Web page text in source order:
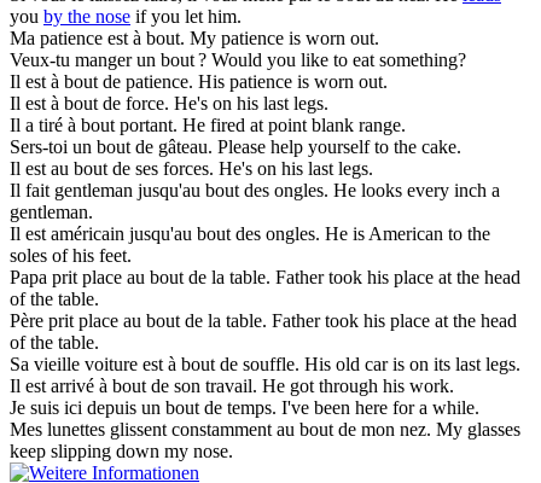
you by the nose if you let him.
Ma patience est à bout. My patience is worn out.
Veux-tu manger un bout? Would you like to eat something?
Il est à boutde patience. His patience is worn out.
Il est à boutde force. He's on his last legs.
Il a tiré à boutportant. He fired at point blank range.
Sers-toi un boutde gâteau. Please help yourself to the cake.
Il est au boutde ses forces. He's on his last legs.
Il fait gentleman jusqu'au boutdes ongles. He looks every inch a
gentleman.
Il est américain jusqu'au boutdes ongles. He is American to the
soles of his feet.
Papa prit place au boutde la table. Father took his place at the head
of the table.
Père prit place au boutde la table. Father took his place at the head
of the table.
Sa vieille voiture est à boutde souffle. His old car is on its last legs.
Il est arrivé à boutde son travail. He got through his work.
Je suis ici depuis un boutde temps. I've been here for a while.
Mes lunettes glissent constamment au boutde mon nez. My glasses
keep slipping down my nose.